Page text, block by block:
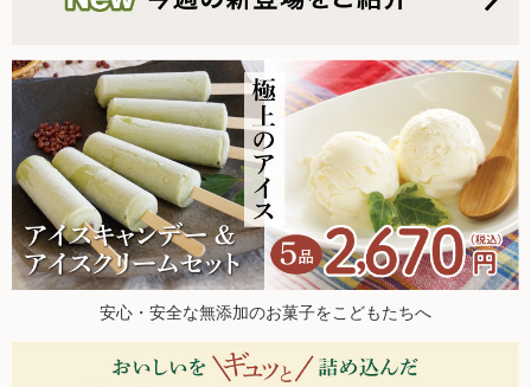
乾物
調味料
伝統酒類
2026.6.2 台風の影響について
2026.5.30【毎週土曜日更新！】品ものアイテムを更新しまし
た。
2026.5.23【毎週土曜日更新！】品ものアイテムを更新しまし
た。
2026.5.21 ヘルスアカデミー公式YTチャンネルにて、オルタ
ー代表・西川榮郎による対談動画公開中！
2026.5.16【毎週土曜日更新！】品ものアイテムを更新しまし
た。
2026.5.9【毎週土曜日更新！】品ものアイテムを更新しまし
2026.5.2【毎週土曜日更新！】品ものアイテムを更新しまし
安心・安全な無添加のお菓子をこどもたちへ